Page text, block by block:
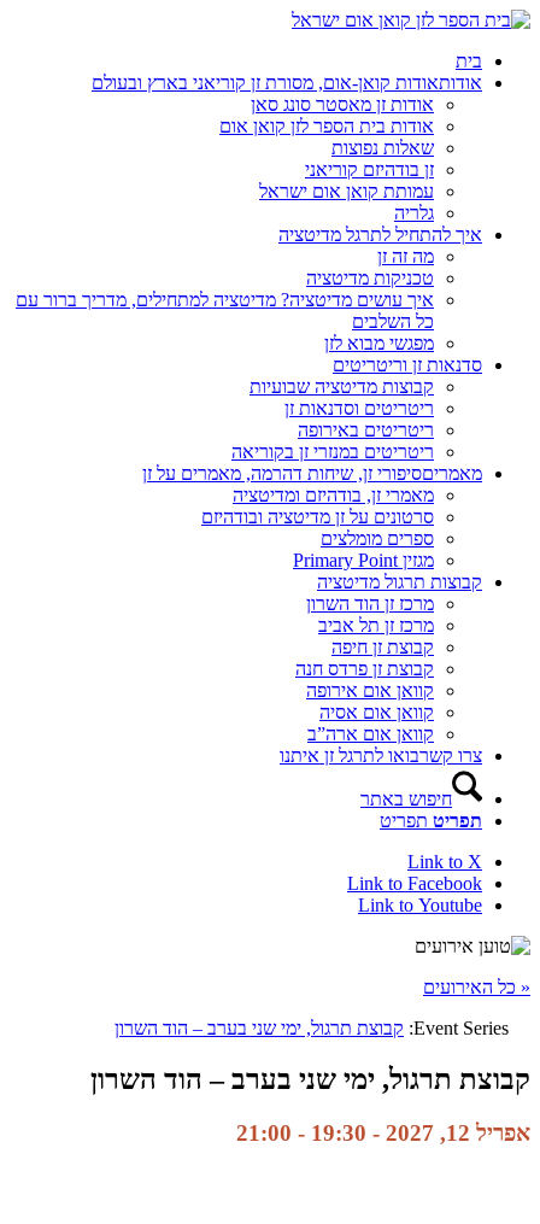
בית
אודותאודות קואן-אום, מסורת זן קוריאני בארץ ובעולם
אודות זן מאסטר סונג סאן
אודות בית הספר לזן קואן אום
שאלות נפוצות
זן בודהיזם קוריאני
עמותת קואן אום ישראל
גלריה
איך להתחיל לתרגל מדיטציה
מה זה זן
טכניקות מדיטציה
איך עושים מדיטציה? מדיטציה למתחילים, מדריך ברור עם
כל השלבים
מפגשי מבוא לזן
סדנאות זן וריטריטים
קבוצות מדיטציה שבועיות
ריטריטים וסדנאות זן
ריטריטים באירופה
ריטריטים במנזרי זן בקוריאה
מאמריםסיפורי זן, שיחות דהרמה, מאמרים על זן
מאמרי זן, בודהיזם ומדיטציה
סרטונים על זן מדיטציה ובודהיזם
ספרים מומלצים
מגזין Primary Point
קבוצות תרגול מדיטציה
מרכז זן הוד השרון
מרכז זן תל אביב
קבוצת זן חיפה
קבוצת זן פרדס חנה
קוואן אום אירופה
קוואן אום אסיה
קוואן אום ארה”ב
צרו קשרבואו לתרגל זן איתנו
חיפוש באתר
תפריט תפריט
Link to X
Link to Facebook
Link to Youtube
« כל האירועים
Event Series: קבוצת תרגול, ימי שני בערב – הוד השרון
קבוצת תרגול, ימי שני בערב – הוד השרון
אפריל 12, 2027 - 19:30 -
21:00